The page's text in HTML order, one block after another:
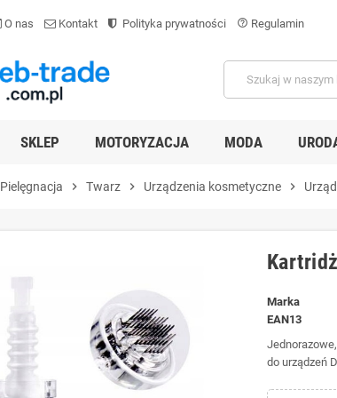
O nas Kontakt Polityka prywatności help_outline Regulamin
SKLEP MOTORYZACJA MODA
Pielęgnacja chevron_right Twarz chevron_right Urządzenia kosmetyczne chevron_right
Marka
EAN13
do urządzeń